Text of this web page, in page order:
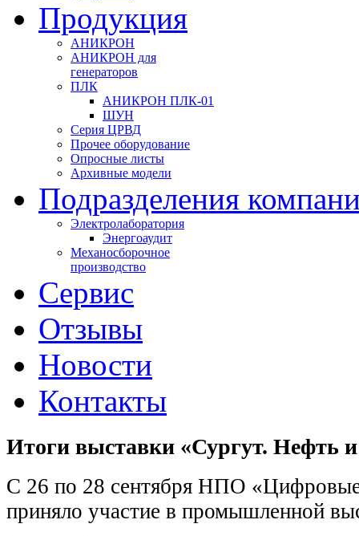
Продукция
АНИКРОН
АНИКРОН для
генераторов
ПЛК
АНИКРОН ПЛК-01
ШУН
Серия ЦРВД
Прочее оборудование
Опросные листы
Архивные модели
Подразделения
Электролаборатория
Энергоаудит
Механосборочное
производство
Сервис
Отзывы
Новости
Контакты
Итоги выставки «Сургут. Нефть и
С 26 по 28 сентября НПО
приняло участие в промышленной